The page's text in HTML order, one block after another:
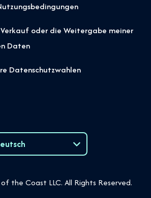
oder die Weitergabe meiner
Daten
Datenschutzwahlen
the Coast LLC. All Rights Reserved.